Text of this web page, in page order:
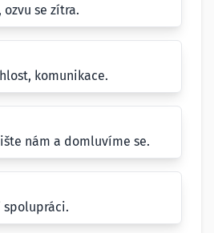
se zítra.
komunikace.
nám a domluvíme se.
spolupráci.